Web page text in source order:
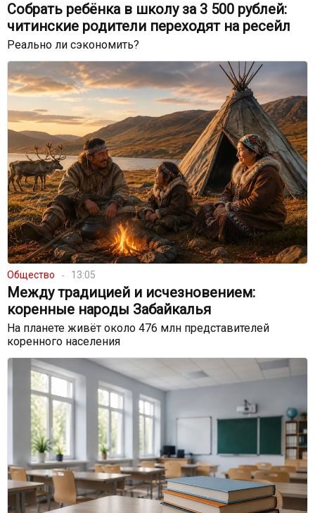
Собрать ребёнка в школу за 3 500 рублей:
читинские родители переходят на ресейл
Реально ли сэкономить?
Общество 13:05
Между традицией и исчезновением:
коренные народы Забайкалья
На планете живёт около 476 млн представителей
коренного населения